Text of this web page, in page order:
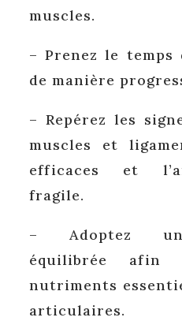
muscles.
– Prenez le temps
de manière
– Repérez les
muscles et
efficaces et
fragile.
– Adoptez
équilibrée
nutriments
articulaires.